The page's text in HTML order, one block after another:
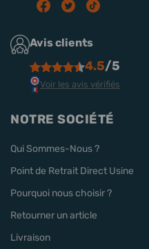
Avis clients
4.5/5
Voir les avis vérifiés
NOTRE SOCIÉTÉ
Qui Sommes-Nous ?
Point de Retrait Direct Usine
Pourquoi nous choisir ?
Retourner un article
Livraison